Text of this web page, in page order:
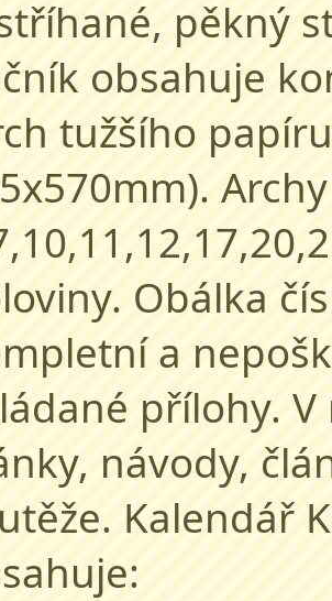
pěkný
obsahuje
tužšího
Obálka
a
přílohy.
návody,
Kalendář